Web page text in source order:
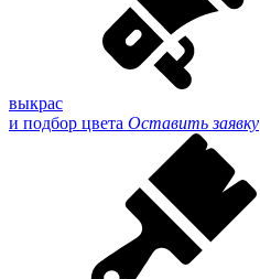
выкрас
и подбор цвета Оставить заявку